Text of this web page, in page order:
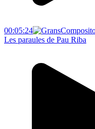
00:05:24
Les paraules de Pau Riba